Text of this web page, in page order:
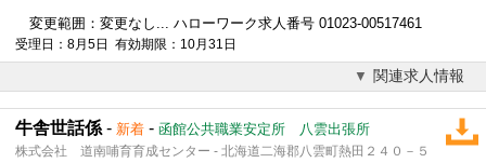
変更範囲：変更なし... ハローワーク求人番号 01023-00517461
受理日：8月5日 有効期限：10月31日
関連求人情報
牛舎世話係 - 新着 - 函館公共職業安定所 八雲出張所
株式会社 道南哺育育成センター - 北海道二海郡八雲町熱田２４０－５